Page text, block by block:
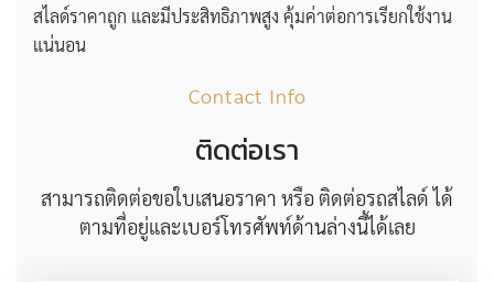
สไลด์ราคาถูก และมีประสิทธิภาพสูง คุ้มค่าต่อการเรียกใช้งาน
แน่นอน
Contact Info
ติดต่อเรา
สามารถติดต่อขอใบเสนอราคา หรือ ติดต่อรถสไลด์ ได้
ตามที่อยู่และเบอร์โทรศัพท์ด้านล่างนี้ได้เลย